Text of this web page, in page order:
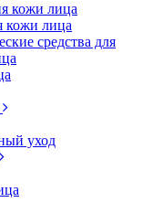
кожи лица
кожи лица
средства для
уход